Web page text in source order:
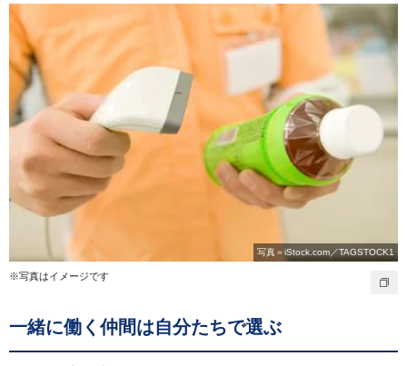
写真＝iStock.com／TAGSTOCK1
※写真はイメージです
一緒に働く仲間は自分たちで選ぶ